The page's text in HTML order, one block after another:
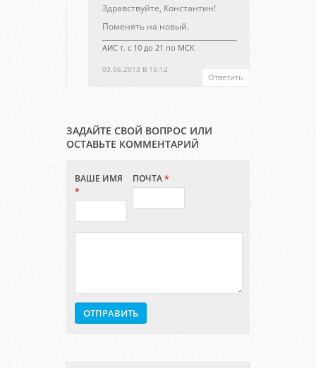
03.06.2013 В 15:12
Здравствуйте, Константин!
Поменять на новый.
АИС т. с 10 до 21 по МСК
Ответить
ЗАДАЙТЕ СВОЙ ВОПРОС ИЛИ
ОСТАВЬТЕ КОММЕНТАРИЙ
ВАШЕ ИМЯ
*
ПОЧТА*